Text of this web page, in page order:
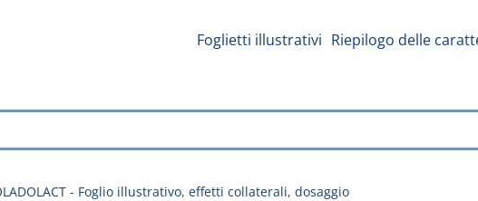
Foglietti illustrativi Riepilogo delle
- Foglio illustrativo, effetti collaterali, dosaggio